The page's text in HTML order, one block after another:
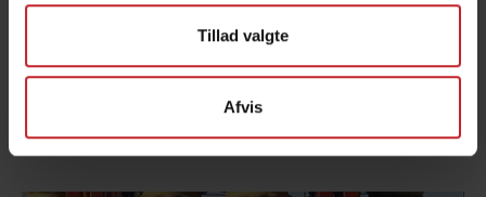
Tillad valgte
Afvis
med flere modeller og udstyrsmuligheder.
Produktionen er løbende og vi har indtil nu nået
16.000 units.